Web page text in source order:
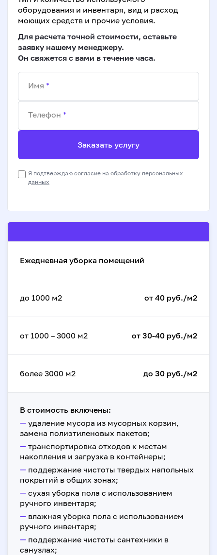
оборудования и инвентаря, вид и расход
моющих средств и прочие условия.
Для расчета точной стоимости, оставьте
заявку нашему менеджеру.
Он свяжется с вами в течение часа.
Имя *
Телефон *
Заказать услугу
Я подтверждаю согласие на обработку персональных
данных
Ежедневная уборка помещений
до 1000 м2 от 40 руб./м2
от 1000 – 3000 м2 от 30-40 руб./м2
более 3000 м2 до 30 руб./м2
В стоимость включены:
— удаление мусора из мусорных корзин,
замена полиэтиленовых пакетов;
— транспортировка отходов к местам
накопления и загрузка в контейнеры;
— поддержание чистоты твердых напольных
покрытий в общих зонах;
— сухая уборка пола с использованием
ручного инвентаря;
— влажная уборка пола с использованием
ручного инвентаря;
— поддержание чистоты сантехники в
санузлах;